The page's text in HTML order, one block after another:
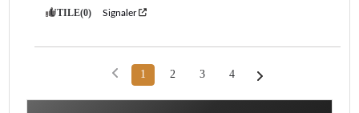
UTILE(0) Signaler
1 2 3 4